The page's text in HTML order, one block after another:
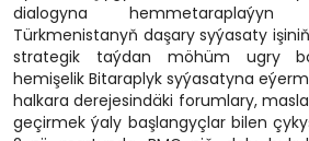
dialogyna
Türkmenistanyň daşary syýasaty
strategik taýdan möhüm ugry
hemişelik Bitaraplyk syýasatyna
halkara derejesindäki forumlary,
geçirmek ýaly başlangyçlar bilen